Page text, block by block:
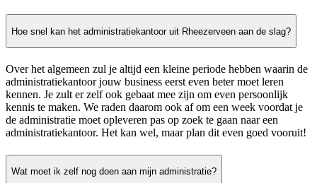
Hoe snel kan het administratiekantoor uit Rheezerveen aan de slag?
Over het algemeen zul je altijd een kleine periode hebben waarin de
administratiekantoor jouw business eerst even beter moet leren
kennen. Je zult er zelf ook gebaat mee zijn om even persoonlijk
kennis te maken. We raden daarom ook af om een week voordat je
de administratie moet opleveren pas op zoek te gaan naar een
administratiekantoor. Het kan wel, maar plan dit even goed vooruit!
Wat moet ik zelf nog doen aan mijn administratie?